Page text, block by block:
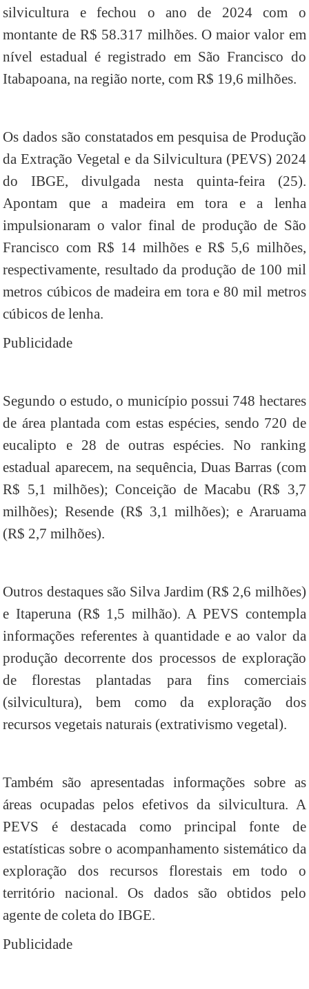
silvicultura e fechou o ano de 2024 com o
montante de R$ 58.317 milhões. O maior valor em
nível estadual é registrado em São Francisco do
Itabapoana, na região norte, com R$ 19,6 milhões.
Os dados são constatados em pesquisa de Produção
da Extração Vegetal e da Silvicultura (PEVS) 2024
do IBGE, divulgada nesta quinta-feira (25).
Apontam que a madeira em tora e a lenha
impulsionaram o valor final de produção de São
Francisco com R$ 14 milhões e R$ 5,6 milhões,
respectivamente, resultado da produção de 100 mil
metros cúbicos de madeira em tora e 80 mil metros
cúbicos de lenha.
Publicidade
Segundo o estudo, o município possui 748 hectares
de área plantada com estas espécies, sendo 720 de
eucalipto e 28 de outras espécies. No ranking
estadual aparecem, na sequência, Duas Barras (com
R$ 5,1 milhões); Conceição de Macabu (R$ 3,7
milhões); Resende (R$ 3,1 milhões); e Araruama
(R$ 2,7 milhões).
Outros destaques são Silva Jardim (R$ 2,6 milhões)
e Itaperuna (R$ 1,5 milhão). A PEVS contempla
informações referentes à quantidade e ao valor da
produção decorrente dos processos de exploração
de florestas plantadas para fins comerciais
(silvicultura), bem como da exploração dos
recursos vegetais naturais (extrativismo vegetal).
Também são apresentadas informações sobre as
áreas ocupadas pelos efetivos da silvicultura. A
PEVS é destacada como principal fonte de
estatísticas sobre o acompanhamento sistemático da
exploração dos recursos florestais em todo o
território nacional. Os dados são obtidos pelo
agente de coleta do IBGE.
Publicidade